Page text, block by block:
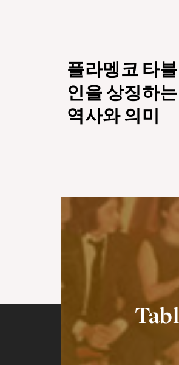
플라멩코 타
인을 상징하
역사와 의미